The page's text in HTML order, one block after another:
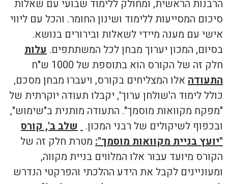
הרבנות הראשית, ומחולק ללימוד שבועי עם שאלות
סיכום המסייעות ללימוד ושינון החומר. והכל עם ליווי
אישי עם מענה מיידי לשאלות ובירורים בנושא.
בסיום, המכון יערוך מבחן לכל המשתתפים. עלות
חלק זה של הקורס הוא בתוספת של 1000 ש"ח
התעודה אלו המצליחים בקורס, ויעברו מבחן מסכם,
כולל לימוד ה'שולחן ערוך', יקבלו תעודה יוקרתית של
"מפקח מקוואות מוסמך". התעודה מותנית ב"שימוש",
ובכפוף לשיקולים של רבני המכון. שלב ב', קורס
"יועץ בניית מקוואות מוסמך": מטרת חלק זה של
הקורס מיועד עבור אלו המלווים בניית מקווה,
ומעוניינים לקבל את הידע ההלכתי והפרקטי הנדרש